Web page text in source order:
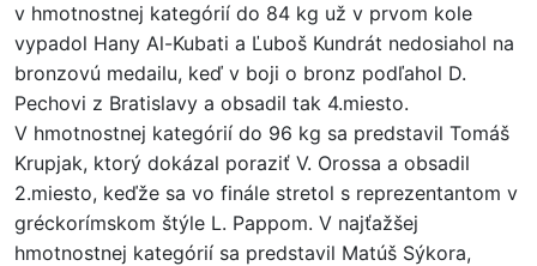
v hmotnostnej kategórií do 84 kg už v prvom kole
vypadol Hany Al-Kubati a Ľuboš Kundrát nedosiahol na
bronzovú medailu, keď v boji o bronz podľahol D.
Pechovi z Bratislavy a obsadil tak 4.miesto.
V hmotnostnej kategórií do 96 kg sa predstavil Tomáš
Krupjak, ktorý dokázal poraziť V. Orossa a obsadil
2.miesto, keďže sa vo finále stretol s reprezentantom v
gréckorímskom štýle L. Pappom. V najťažšej
hmotnostnej kategórií sa predstavil Matúš Sýkora,